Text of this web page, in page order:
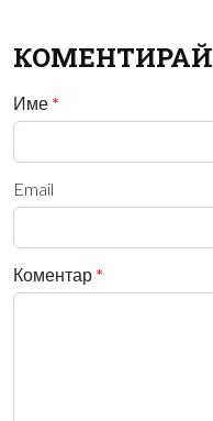
КОМЕНТИРАЙ
Име *
Email
Коментар *